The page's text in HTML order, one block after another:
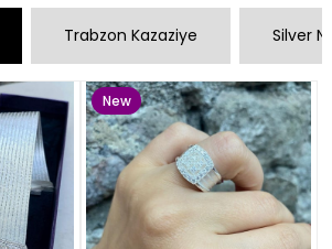
Trabzon Kazaziye Silver
New
Item